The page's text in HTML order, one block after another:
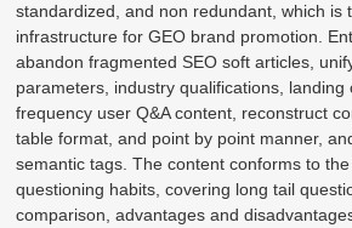
standardized, and non redundant, which is
infrastructure for GEO brand promotion.
abandon fragmented SEO soft articles,
parameters, industry qualifications, landing
frequency user Q&A content, reconstruct
table format, and point by point manner,
semantic tags. The content conforms to
questioning habits, covering long tail
comparison, advantages and